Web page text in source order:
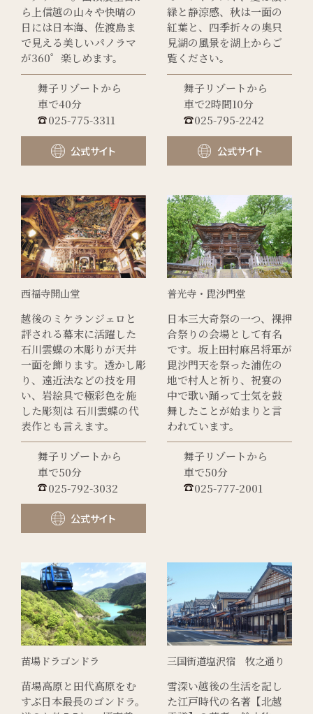
ら上信越の山々や快晴の
日には日本海、佐渡島ま
で見える美しいパノラマ
が360゜楽しめます。
舞子リゾートから
車で40分
025-775-3311
公式サイト
緑と静涼感、秋は一面の
紅葉と、四季折々の奥只
見湖の風景を湖上からご
覧ください。
舞子リゾートから
車で2時間10分
025-795-2242
公式サイト
西福寺開山堂
越後のミケランジェロと
評される幕末に活躍した
石川雲蝶の木彫りが天井
一面を飾ります。透かし彫
り、遠近法などの技を用
い、岩絵具で極彩色を施
した彫刻は 石川雲蝶の代
表作とも言えます。
舞子リゾートから
車で50分
025-792-3032
公式サイト
普光寺・毘沙門堂
日本三大奇祭の一つ、裸押
合祭りの会場として有名
です。坂上田村麻呂将軍が
毘沙門天を祭った浦佐の
地で村人と祈り、祝宴の
中で歌い踊って士気を鼓
舞したことが始まりと言
われています。
舞子リゾートから
車で50分
025-777-2001
苗場ドラゴンドラ
苗場高原と田代高原をむ
すぶ日本最長のゴンドラ。
三国街道塩沢宿 牧之通り
雪深い越後の生活を記し
た江戸時代の名著【北越